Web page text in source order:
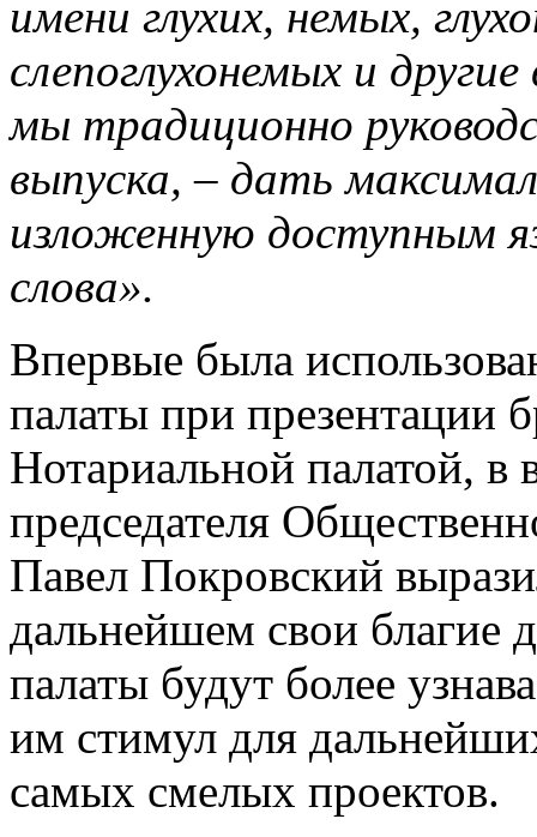
имени глухих, немых,
слепоглухонемых и
мы традиционно
выпуска, – дать
изложенную доступным
слова».
Впервые была
палаты при презентации
Нотариальной палатой, в
председателя
Павел Покровский
дальнейшем свои благие
палаты будут более
им стимул для
самых смелых проектов.